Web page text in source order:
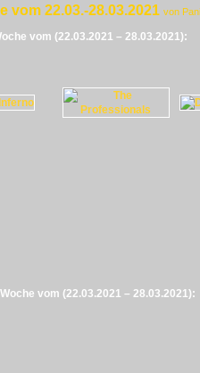
vom 22.03.-28.03.2021 von
vom (22.03.2021 – 28.03.2021):
vom (22.03.2021 – 28.03.2021):